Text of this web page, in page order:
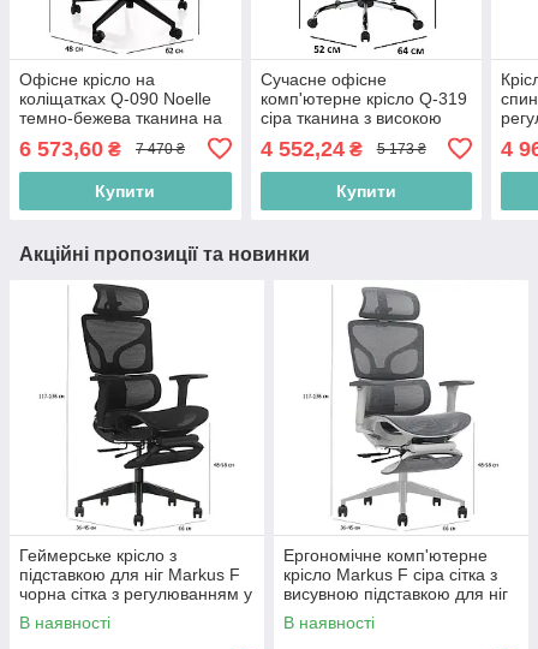
Офісне крісло на
коліщатках Q-090 Noelle
темно-бежева тканина на
класичному стилі
6 573,60 ₴ 7 470 ₴
Купити
Сучасне офісне
комп'ютерне крісло Q-319
сіра тканина з високою
4 552,24₴ 5 173 ₴
Купити
4
Акційні пропозиції та новинки
Геймерське крісло з
підставкою для ніг Markus F
чорна сітка з регулюванням у
сучасному стилі
В наявності
Ергономічне комп'ютерне
крісло Markus F сіра сітка з
висувною підставкою для ніг
В наявності